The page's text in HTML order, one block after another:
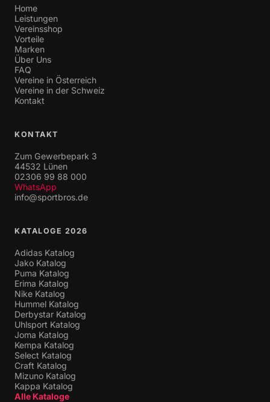
Home
Leistungen
Vereinsshop
Vorteile
Marken
Über Uns
FAQ
Vereine in Österreich
Vereine in der Schweiz
Kontakt
KONTAKT
Zum Gewerbepark 3
44532 Lünen
02306 99 88 000
WhatsApp
info@sportbros.de
KATALOGE 2026
Adidas Katalog
Jako Katalog
Puma Katalog
Erima Katalog
Nike Katalog
Hummel Katalog
Derbystar Katalog
Uhlsport Katalog
Joma Katalog
Kempa Katalog
Select Katalog
Craft Katalog
Mizuno Katalog
Kappa Katalog
Alle Kataloge